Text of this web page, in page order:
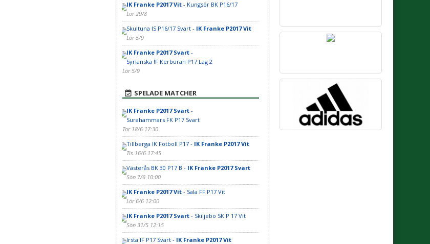
IK Franke P2017 Vit- Kungsör BK P16/17
Lör 29/8
Skultuna IS P16/17 Svart - IK Franke P2017 Vit
Lör 5/9
IK Franke P2017 Svart-
Syrianska IF Kerburan P17 Lag 2
Lör 5/9
SPELADE MATCHER
IK Franke P2017 Svart-
Surahammars FK P17 Svart
Tor 18/6 17:30
Tillberga IK Fotboll P17 - IK Franke P2017 Vit
Tis 16/6 17:45
Västerås BK 30 P17 B - IK Franke P2017 Svart
Sön 7/6 10:00
IK Franke P2017 Vit- Sala FF P17 Vit
Lör 6/6 12:00
IK Franke P2017 Svart- Skiljebo SK P 17 Vit
Sön 31/5 12:15
Irsta IF P17 Svart - IK Franke P2017 Vit